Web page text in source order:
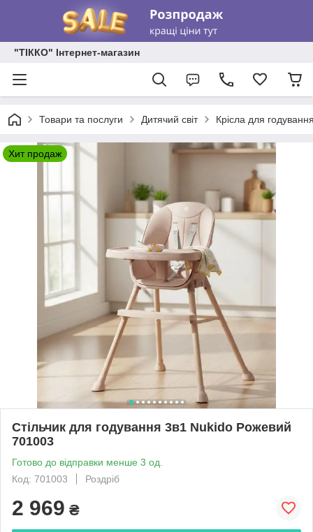
"ТІККО" Інтернет-магазин
Товари та послуги Дитячий світ Крісла для
Хит продаж
Стільчик для годування 3в1 Nukido Рожевий
701003
Готово до відправки менше 3 од.
Код: 701003
Роздріб
2 969 ₴